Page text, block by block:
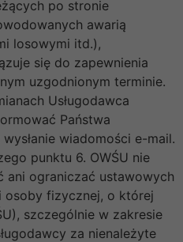
po stronie
awarią
losowymi itd.),
się do zapewnienia
uzgodnionym terminie.
Usługodawca
Państwa
wiadomości e-mail.
punktu 6. OWŚU nie
ani ograniczać ustawowych
osoby fizycznej, o której
szczególnie w zakresie
za nienależyte